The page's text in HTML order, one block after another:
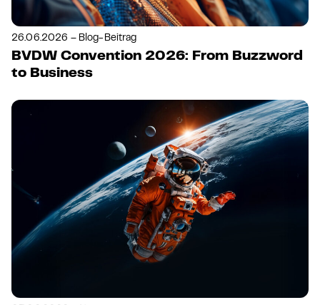
26.06.2026 – Blog-Beitrag
BVDW Convention 2026: From Buzzword
to Business